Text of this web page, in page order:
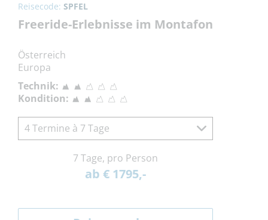
Reisecode: SPFEL
Freeride-Erlebnisse im Montafon
Österreich
Europa
Technik:
Kondition:
4 Termine à 7 Tage
7 Tage, pro Person
ab € 1795,-